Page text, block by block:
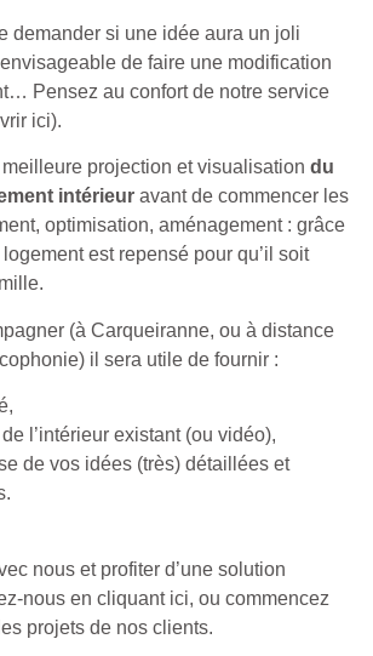
demander si une idée aura un joli
de faire une modification
Pensez au confort de notre service
ici).
projection et visualisation du
intérieur avant de commencer les
optimisation, aménagement : grâce
est repensé pour qu’il soit
(à Carqueiranne, ou à distance
il sera utile de fournir :
l’intérieur existant (ou vidéo),
de vos idées (très) détaillées et
nous et profiter d’une solution
nous en cliquant ici, ou commencez
projets de nos clients.